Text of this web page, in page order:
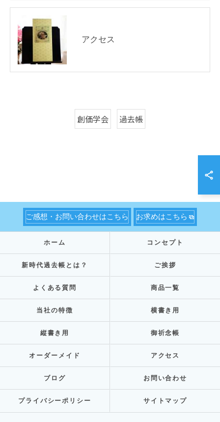
アクセス
創価学会 過去帳
ご感想・お問い合わせはこちら お求めはこちら
ホーム コンセプト
新時代過去帳とは？ ご挨拶
よくある質問 商品一覧
当社の特徴 横書き用
縦書き用 御祈念帳
オーダーメイド アクセス
ブログ お問い合わせ
プライバシーポリシー サイトマップ